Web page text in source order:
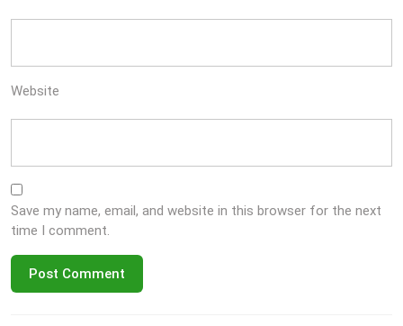
Website
Save my name, email, and website in this browser for the next
time I comment.